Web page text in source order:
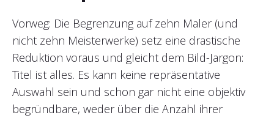
Vorweg: Die Begrenzung auf zehn Maler (und
nicht zehn Meisterwerke) setz eine drastische
Reduktion voraus und gleicht dem Bild-Jargon:
Titel ist alles. Es kann keine repräsentative
Auswahl sein und schon gar nicht eine objektiv
begründbare, weder über die Anzahl ihrer